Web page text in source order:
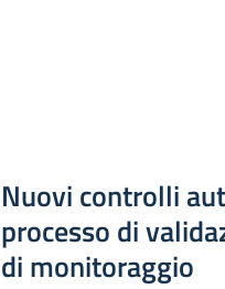
Nuovi controlli
processo di
di monitoraggio